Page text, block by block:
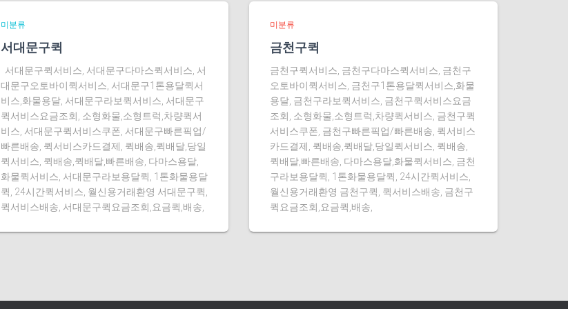
미분류
서대문구퀵
서대문구퀵서비스, 서대문구다마스퀵서비스, 서
대문구오토바이퀵서비스, 서대문구1톤용달퀵서
비스,화물용달, 서대문구라보퀵서비스, 서대문구
퀵서비스요금조회, 소형화물,소형트럭,차량퀵서
비스, 서대문구퀵서비스쿠폰, 서대문구빠른픽업/
빠른배송, 퀵서비스카드결제, 퀵배송,퀵배달,당일
퀵서비스, 퀵배송,퀵배달,빠른배송, 다마스용달,
화물퀵서비스, 서대문구라보용달퀵, 1톤화물용달
퀵, 24시간퀵서비스, 월신용거래환영 서대문구퀵,
퀵서비스배송, 서대문구퀵요금조회,요금퀵,배송,
미분류
금천구퀵
금천구퀵서비스, 금천구다마스퀵서비스, 금천구
오토바이퀵서비스, 금천구1톤용달퀵서비스,화물
용달, 금천구라보퀵서비스, 금천구퀵서비스요금
조회, 소형화물,소형트럭,차량퀵서비스, 금천구퀵
서비스쿠폰, 금천구빠른픽업/빠른배송, 퀵서비스
카드결제, 퀵배송,퀵배달,당일퀵서비스, 퀵배송,
퀵배달,빠른배송, 다마스용달,화물퀵서비스, 금천
구라보용달퀵, 1톤화물용달퀵, 24시간퀵서비스,
월신용거래환영 금천구퀵, 퀵서비스배송, 금천구
퀵요금조회,요금퀵,배송,